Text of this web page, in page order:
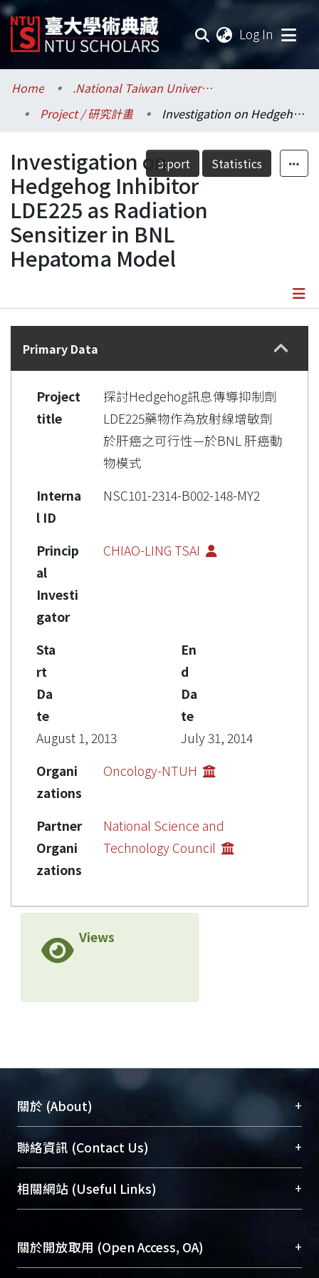
Log In
Communities & Collections
Research Outputs
Fundings & Projects
Researchers
Organizations
Statistics
Home
.National Taiwan University / 國立臺灣大學
Project / 研究計畫
Investigation on Hedgehog Inhibitor LDE225 as Radiation Sensitizer in BNL Hepatoma Model
Export Statistics
Investigation on
Hedgehog Inhibitor
LDE225 as Radiation
Sensitizer in BNL
Hepatoma Model
Details
Primary Data
Project
title
探討Hedgehog訊息傳導抑制劑
LDE225藥物作為放射線增敏劑
於肝癌之可行性—於BNL 肝癌動
物模式
Interna
l ID
NSC101-2314-B002-148-MY2
Princip
al
Investi
gator
CHIAO-LING TSAI
Sta
rt
Da
te
August 1, 2013
En
d
Da
te
July 31, 2014
Organi
zations
Oncology-NTUH
Partner
Organi
zations
National Science and
Technology Council
Views
關於 (About) +
臺大位居世界頂尖大學之列，為永久珍藏及向國際
展現本校豐碩的研究成果及學術能量，圖書館整合
機構典藏（NTUR）與學術庫（AH）不同功能平
台，成為臺大學術典藏NTU scholars。期能整合研
成果。
To permanently archive and promote researcher
聯絡資訊 (Contact Us) +
總館學科館員(Main Library)
醫學圖書館學科館員(Medical Library)
Sciences Library)
相關網站 (Useful Links) +
關於開放取用 (Open Access, OA) +